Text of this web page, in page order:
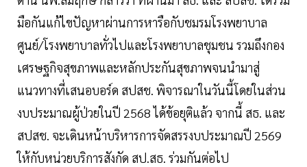
มือกันแก้ไขปัญหาผ่านการหารือกับชมรมโรงพยาบาล
ศูนย์/โรงพยาบาลทั่วไปและโรงพยาบาลชุมชน รวมถึงกอง
เศรษฐกิจสุขภาพและหลักประกันสุขภาพจนนำมาสู่
แนวทางที่เสนอบอร์ด สปสช. พิจารณาในวันนี้โดยในส่วน
งบประมาณผู้ป่วยในปี 2568 ได้ข้อยุติแล้ว จากนี้ สธ. และ
สปสช. จะเดินหน้าบริหารการจัดสรรงบประมาณปี 2569
ให้กับหน่วยบริการสังกัด สป.สธ. ร่วมกันต่อไป